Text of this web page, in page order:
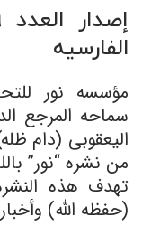
الفارسیه
مؤسسه نور
سماحه المرجع
من نشره “نور”
تهدف هذه
(حفظه الله)